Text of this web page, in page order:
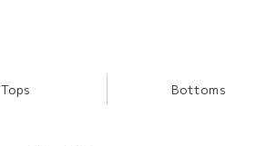
Tops Bottoms